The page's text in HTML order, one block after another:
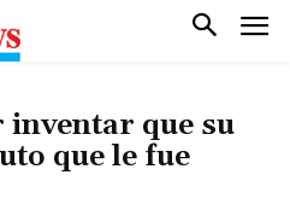
que su
que le fue